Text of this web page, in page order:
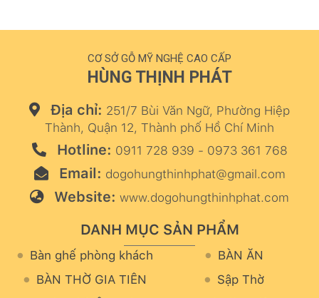
CƠ SỞ GỖ MỸ NGHỆ CAO CẤP
HÙNG THỊNH PHÁT
Địa chỉ: 251/7 Bùi Văn Ngữ, Phường Hiệp
Thành, Quận 12, Thành phố Hồ Chí Minh
Hotline: 0911 728 939 - 0973 361 768
Email: dogohungthinhphat@gmail.com
Website: www.dogohungthinhphat.com
DANH MỤC SẢN PHẨM
Bàn ghế phòng khách
BÀN ĂN
BÀN THỜ GIA TIÊN
Sập Thờ